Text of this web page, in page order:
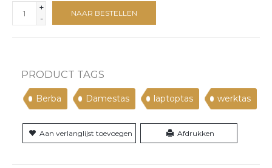
+
-
NAAR BESTELLEN
PRODUCT TAGS
Berba Damestas laptoptas werktas
Aan verlanglijst toevoegen Afdrukken